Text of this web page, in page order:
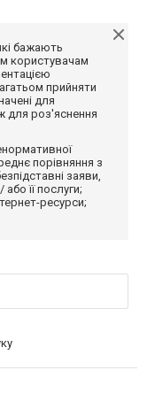
бажають
користувачам
прийняти
для
для роз'яснення
порівняння з
заяви,
її послуги;
ресурси;